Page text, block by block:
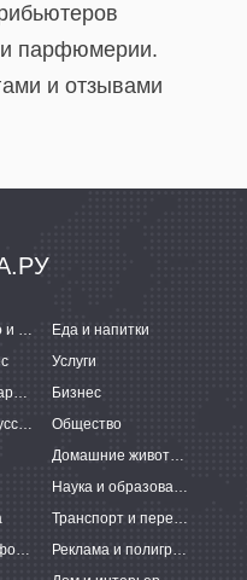
и парфюмерии.
и отзывами
Строительство и ремонт
Еда и напитки
Услуги
Медицина и фармацевтика
Бизнес
Культура и искусство
Общество
Домашние животные
Наука и образование
Транспорт и перевозки
Справочно-информационные системы
Реклама и полиграфия